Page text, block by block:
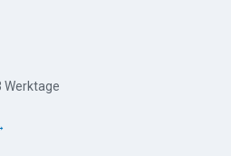
Werktage